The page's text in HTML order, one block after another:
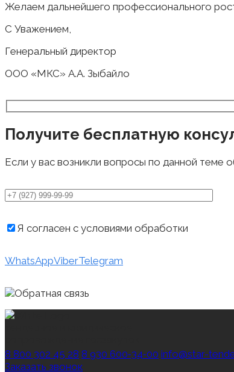
Желаем дальнейшего профессионального
С Уважением,
Генеральный директор
ООО «МКС» А.А. Зыбайло
Получите бесплатную
Если у вас возникли вопросы по данной теме
Я согласен с условиями обработки
WhatsAppViberTelegram
8 800 302 45 28 8 930 600‑34‑00 info@star-
Заказать звонок